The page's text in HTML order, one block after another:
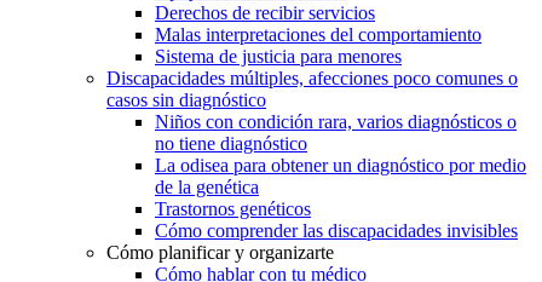
Derechos de recibir servicios
Malas interpretaciones del comportamiento
Sistema de justicia para menores
Discapacidades múltiples, afecciones poco comunes o
casos sin diagnóstico
Niños con condición rara, varios diagnósticos o
no tiene diagnóstico
La odisea para obtener un diagnóstico por medio
de la genética
Trastornos genéticos
Cómo comprender las discapacidades invisibles
Cómo planificar y organizarte
Cómo hablar con tu médico